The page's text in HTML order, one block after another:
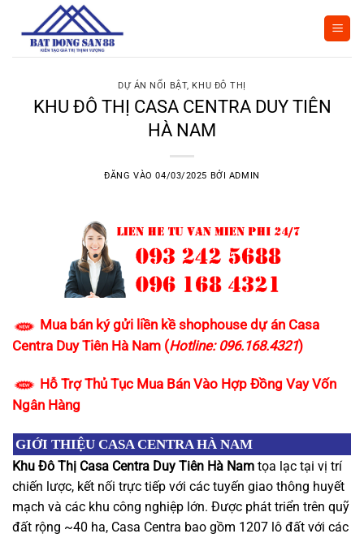
DỰ ÁN NỔI BẬT, KHU ĐÔ THỊ
KHU ĐÔ THỊ CASA CENTRA DUY TIÊN
HÀ NAM
ĐĂNG VÀO04/03/2025 BỞI ADMIN
Mua bán ký gửi liền kề shophouse dự án Casa
Centra Duy Tiên Hà Nam (Hotline: 096.168.4321)
Hỗ Trợ Thủ Tục Mua Bán Vào Hợp Đồng Vay Vốn
Ngân Hàng
GIỚI THIỆU CASA CENTRA HÀ NAM
Khu Đô Thị Casa Centra Duy Tiên Hà Nam tọa lạc tại vị trí
chiến lược, kết nối trực tiếp với các tuyến giao thông huyết
mạch và các khu công nghiệp lớn. Được phát triển trên quỹ
đất rộng ~40 ha, Casa Centra bao gồm 1207 lô đất với các